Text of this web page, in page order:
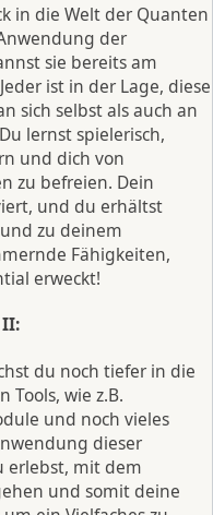
in die Welt der Quanten
der
sie bereits am
ist in der Lage, diese
sich selbst als auch an
lernst spielerisch,
und dich von
zu befreien. Dein
und du erhältst
zu deinem
Fähigkeiten,
erweckt!
du noch tiefer in die
wie z.B.
und noch vieles
dieser
erlebst, mit dem
und somit deine